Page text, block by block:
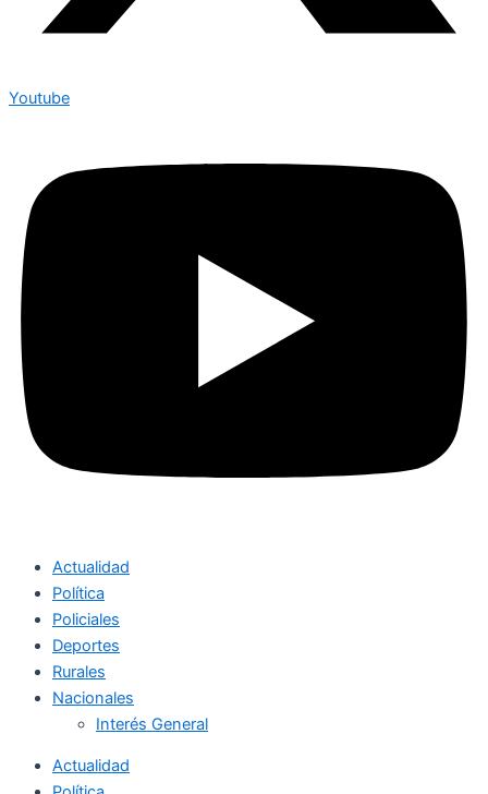
Youtube
Actualidad
Política
Policiales
Deportes
Rurales
Nacionales
Interés General
Actualidad